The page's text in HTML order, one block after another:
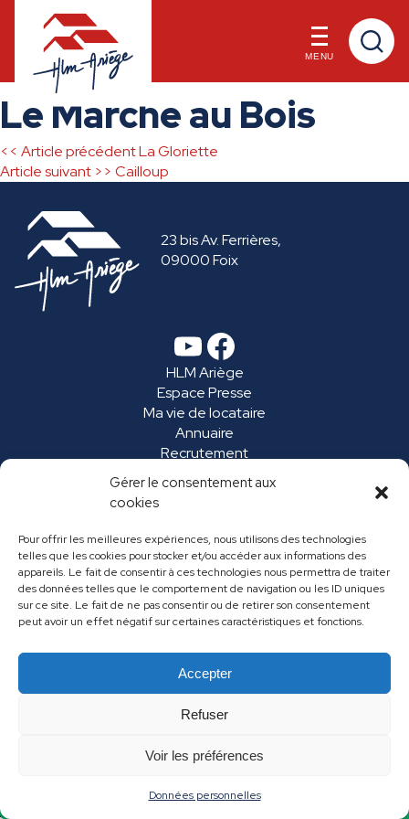
Gérer le consentement aux
cookies
Pour offrir les meilleures expériences, nous utilisons des technologies
telles que les cookies pour stocker et/ou accéder aux informations des
appareils. Le fait de consentir à ces technologies nous permettra de traiter
des données telles que le comportement de navigation ou les ID uniques
sur ce site. Le fait de ne pas consentir ou de retirer son consentement
peut avoir un effet négatif sur certaines caractéristiques et fonctions.
Accepter
Refuser
Voir les préférences
Données personnelles
Skip
to
content
MENU
Le Marche au Bois
Navigation
de
l’article
<< Article précédentLa Gloriette
Article suivant >> Cailloup
23 bis Av. Ferrières,
09000 Foix
YouTube Facebook
HLM Ariège
Espace Presse
Ma vie de locataire
Annuaire
Recrutement
Marchés publics
FAQ
Mentions légales
Données personnelles
Contact